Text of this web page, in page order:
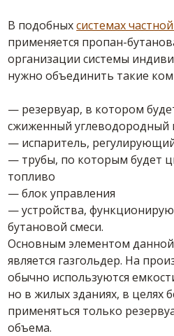
В подобныхсистемах
применяется пропан-
организации системы
нужно объединить такие
— резервуар, в котором
сжиженный углеводородный
— испаритель,
— трубы, по которым будет
топливо
— блок управления
— устройства,
бутановой смеси.
Основным элементом
является газгольдер. На
обычно используются
но в жилых зданиях, в целях
применяться только
объема.